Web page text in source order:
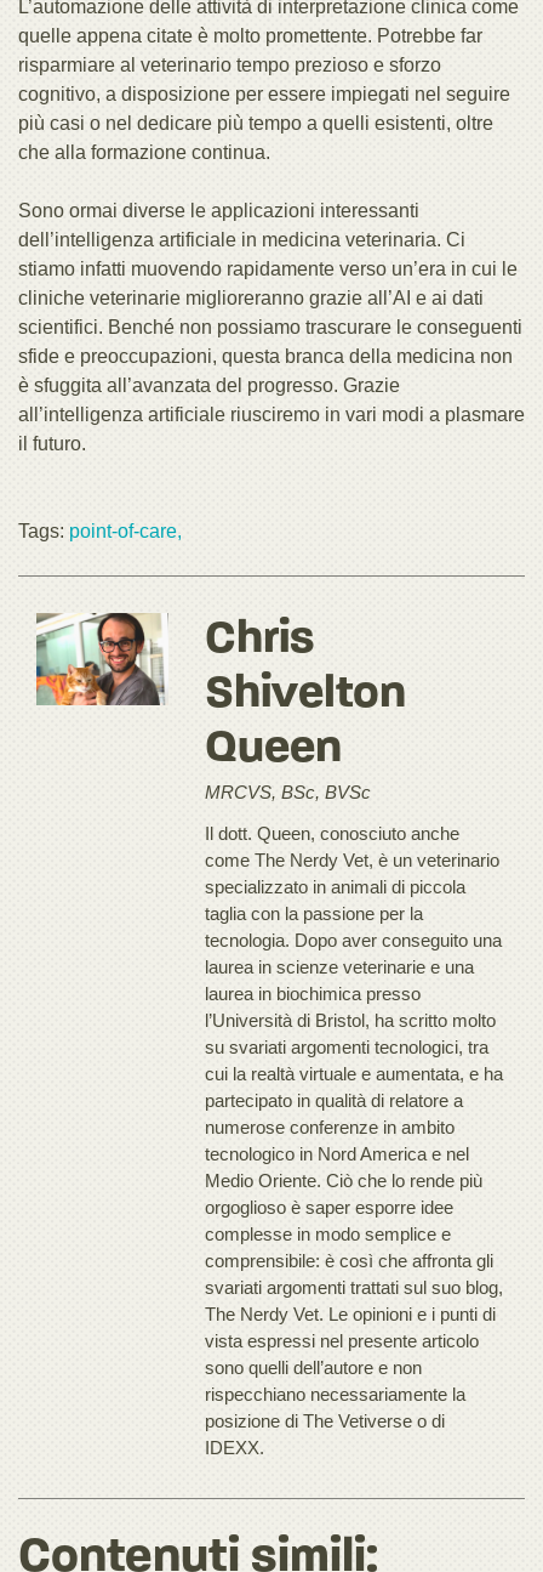
L’automazione delle attività di interpretazione clinica come
quelle appena citate è molto promettente. Potrebbe far
risparmiare al veterinario tempo prezioso e sforzo
cognitivo, a disposizione per essere impiegati nel seguire
più casi o nel dedicare più tempo a quelli esistenti, oltre
che alla formazione continua.
Sono ormai diverse le applicazioni interessanti
dell’intelligenza artificiale in medicina veterinaria. Ci
stiamo infatti muovendo rapidamente verso un’era in cui le
cliniche veterinarie miglioreranno grazie all’AI e ai dati
scientifici. Benché non possiamo trascurare le conseguenti
sfide e preoccupazioni, questa branca della medicina non
è sfuggita all’avanzata del progresso. Grazie
all’intelligenza artificiale riusciremo in vari modi a plasmare
il futuro.
Tags: point-of-care,
Chris
Shivelton
Queen
MRCVS, BSc, BVSc
Il dott. Queen, conosciuto anche
come The Nerdy Vet, è un veterinario
specializzato in animali di piccola
taglia con la passione per la
tecnologia. Dopo aver conseguito una
laurea in scienze veterinarie e una
laurea in biochimica presso
l’Università di Bristol, ha scritto molto
su svariati argomenti tecnologici, tra
cui la realtà virtuale e aumentata, e ha
partecipato in qualità di relatore a
numerose conferenze in ambito
tecnologico in Nord America e nel
Medio Oriente. Ciò che lo rende più
orgoglioso è saper esporre idee
complesse in modo semplice e
comprensibile: è così che affronta gli
svariati argomenti trattati sul suo blog,
The Nerdy Vet. Le opinioni e i punti di
vista espressi nel presente articolo
sono quelli dell’autore e non
rispecchiano necessariamente la
posizione di The Vetiverse o di
IDEXX.
Contenuti simili: